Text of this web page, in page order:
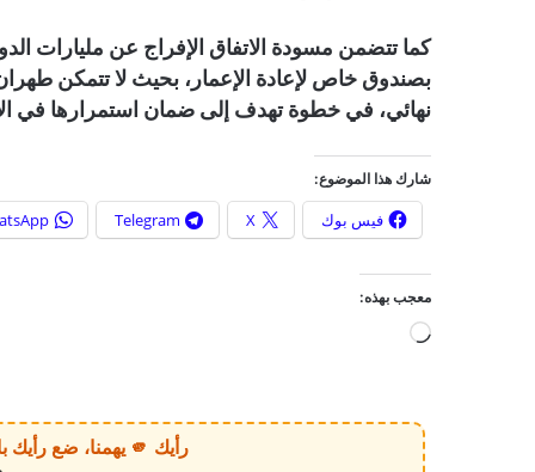
كما تتضمن مسودة الاتفاق الإفراج عن مليارات
بصندوق خاص لإعادة الإعمار، بحيث لا تتمكن
نهائي، في خطوة تهدف إلى ضمان استمرارها في
شارك هذا الموضوع:
فيس بوك X
Telegram
معجب بهذه:
ي
رأيك 🫵 يهمنا، ضع رأيك بالخبر أو الموقع بكل وضوح وصراحة!